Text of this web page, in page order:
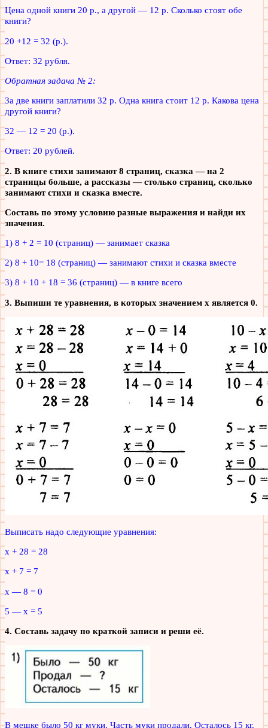
Цена одной книги 20 р., а другой — 12 р. Сколько стоят обе
книги?
20 +12 = 32 (р.).
Ответ: 32 рубля.
Обратная задача № 2:
За две книги заплатили 32 р. Одна книга стоит 12 р. Какова цена
другой книги?
32 — 12 = 20 (р.).
Ответ: 20 рублей.
2. В книге стихи занимают 8 страниц, сказка — на 2
страницы больше, а рассказы — столько страниц, сколько
занимают стихи и сказка вместе.
Составь по этому условию разные выражения и найди их
значения.
1) 8 + 2 = 10 (страниц) — занимает сказка
2) 8 + 10= 18 (страниц) — занимают стихи и сказка вместе
3) 8 + 10 + 18 = 36 (страниц) — в книге всего
3. Выпиши те уравнения, в которых значением х является 0.
Выписать надо следующие уравнения:
х + 28 = 28
х + 7 = 7
х — 8 = 0
5 — х = 5
4. Составь задачу по краткой записи и реши её.
В мешке было 50 кг муки. Часть муки продали. Осталось 15 кг.